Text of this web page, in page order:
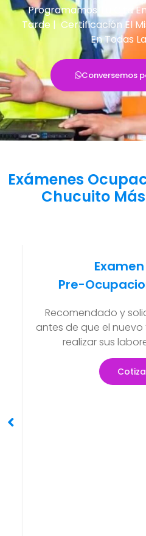
Programamos Tu Cita
Tarde | Certificación El
En Todas
Conversemos
Exámenes
Chucuito
Examen